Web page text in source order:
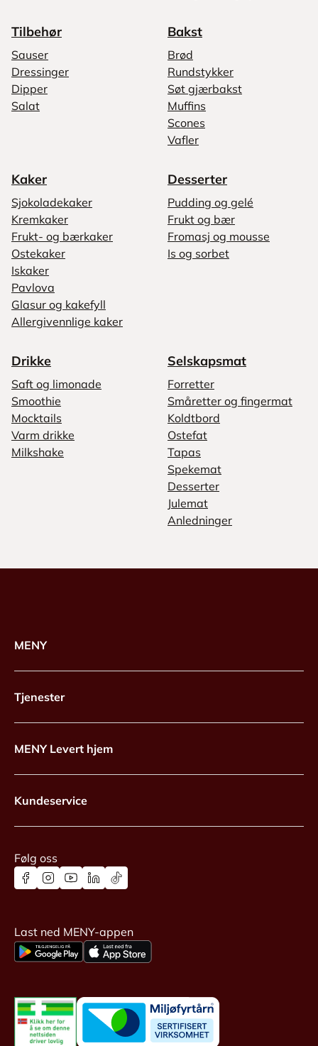
Tilbehør
Sauser
Dressinger
Dipper
Salat
Bakst
Brød
Rundstykker
Søt gjærbakst
Muffins
Scones
Vafler
Kaker
Sjokoladekaker
Kremkaker
Frukt- og bærkaker
Ostekaker
Iskaker
Pavlova
Glasur og kakefyll
Allergivennlige kaker
Desserter
Pudding og gelé
Frukt og bær
Fromasj og mousse
Is og sorbet
Drikke
Saft og limonade
Smoothie
Mocktails
Varm drikke
Milkshake
Selskapsmat
Forretter
Småretter og fingermat
Koldtbord
Ostefat
Tapas
Spekemat
Desserter
Julemat
Anledninger
MENY
Tjenester
MENY Levert hjem
Kundeservice
Følg oss
Last ned MENY-appen